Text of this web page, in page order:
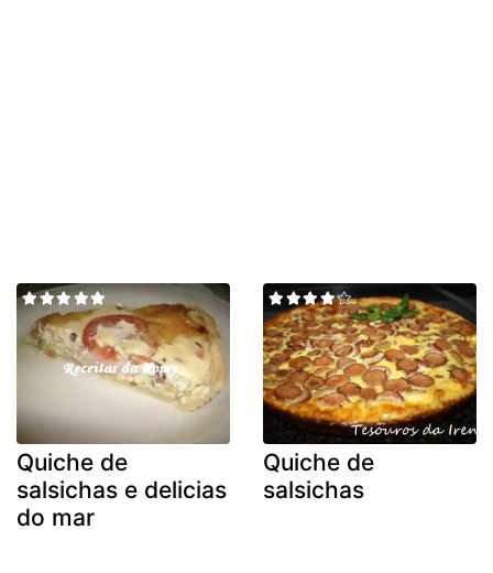
Quiche de
salsichas e delicias
do mar
Quiche de
salsichas